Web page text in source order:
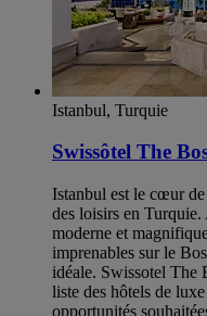
Istanbul, Turquie
Swissôtel The
Istanbul est le cœur
des loisirs en
moderne et
imprenables sur le
idéale. Swissotel The
liste des hôtels de
opportunités